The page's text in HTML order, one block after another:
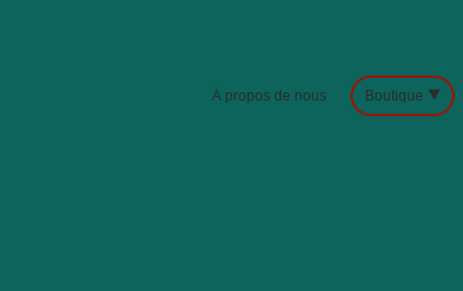
À propos de nous Boutique